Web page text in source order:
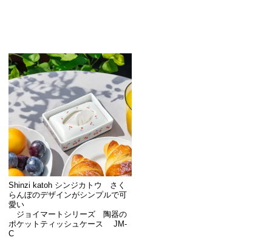
Shinzi katoh シンジカトウ さく
らんぼのデザインがシンプルで可
愛い
ジョイマートシリーズ 陶器の
ポケットティッシュケース JM-
C